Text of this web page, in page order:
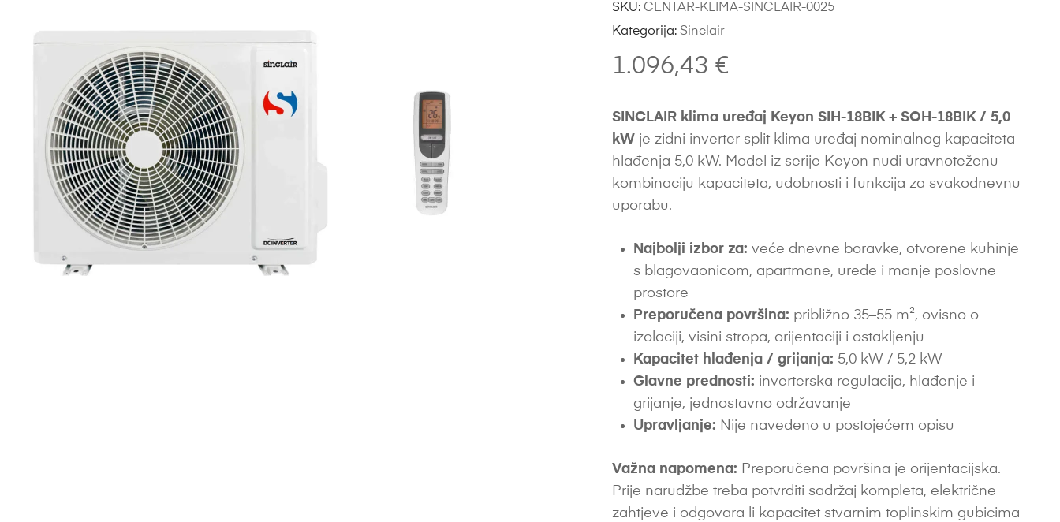
1.096,43 €
SINCLAIR klima uređaj Keyon SIH-18BIK + SOH-18BIK / 5,0
kW je zidni inverter split klima uređaj nominalnog kapaciteta
hlađenja 5,0 kW. Model iz serije Keyon nudi uravnoteženu
kombinaciju kapaciteta, udobnosti i funkcija za svakodnevnu
uporabu.
Najbolji izbor za: veće dnevne boravke, otvorene kuhinje
s blagovaonicom, apartmane, urede i manje poslovne
prostore
Preporučena površina: približno 35–55 m², ovisno o
izolaciji, visini stropa, orijentaciji i ostakljenju
Kapacitet hlađenja / grijanja: 5,0 kW / 5,2 kW
Glavne prednosti: inverterska regulacija, hlađenje i
grijanje, jednostavno održavanje
Upravljanje: Nije navedeno u postojećem opisu
Važna napomena: Preporučena površina je orijentacijska.
Prije narudžbe treba potvrditi sadržaj kompleta, električne
zahtjeve i odgovara li kapacitet stvarnim toplinskim gubicima
SKU: CENTAR-KLIMA-SINCLAIR-0025
Kategorija:Sinclair